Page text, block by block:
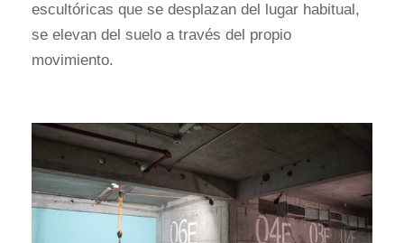
escultóricas que se desplazan del lugar habitual,
se elevan del suelo a través del propio
movimiento.